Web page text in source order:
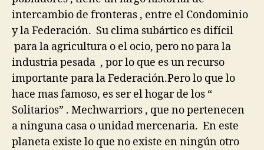
intercambio de fronteras , entre el Condominio
y la Federación. Su clima subártico es difícil
para la agricultura o el ocio, pero no para la
industria pesada , por lo que es un recurso
importante para la Federación.Pero lo que lo
hace mas famoso, es ser el hogar de los “
Solitarios” . Mechwarriors , que no pertenecen
a ninguna casa o unidad mercenaria. En este
planeta existe lo que no existe en ningún otro